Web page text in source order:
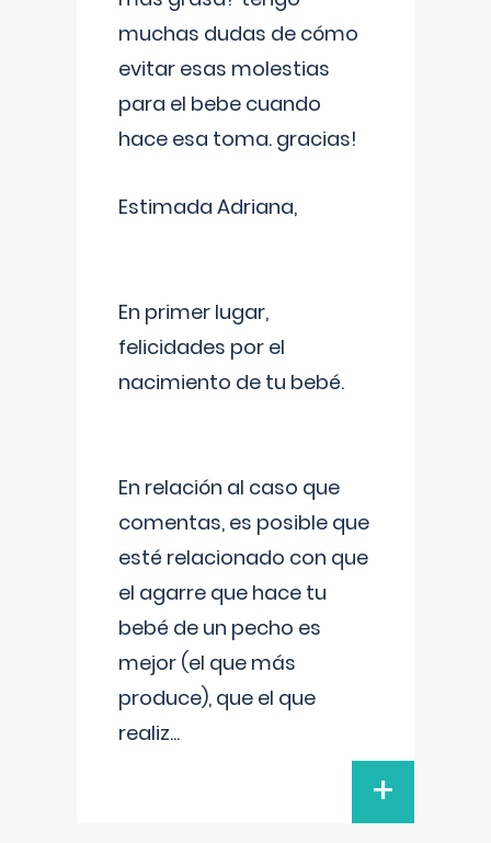
muchas dudas de cómo
evitar esas molestias
para el bebe cuando
hace esa toma. gracias!
Estimada Adriana,
En primer lugar,
felicidades por el
nacimiento de tu bebé.
En relación al caso que
comentas, es posible que
esté relacionado con que
el agarre que hace tu
bebé de un pecho es
mejor (el que más
produce), que el que
realiz...
+